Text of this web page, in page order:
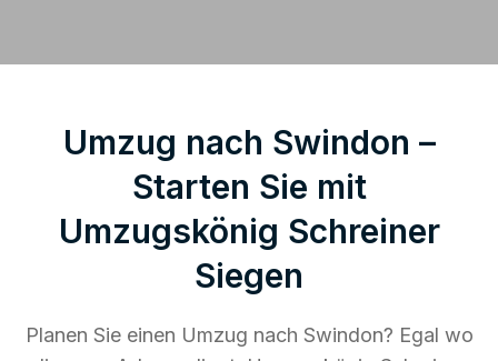
Umzug nach Swindon –
Starten Sie mit
Umzugskönig Schreiner
Siegen
Planen Sie einen Umzug nach Swindon? Egal wo